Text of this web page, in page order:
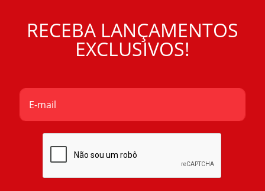
RECEBA LANÇAMENTOS
EXCLUSIVOS!